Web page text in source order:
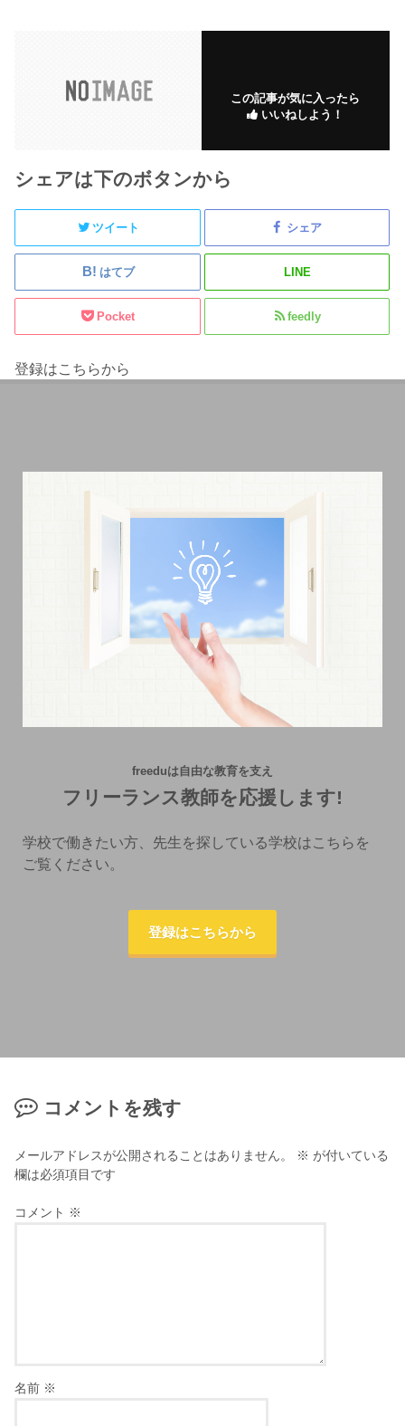
この記事が気に入ったら
いいねしよう！
シェアは下のボタンから
ツイート シェア
はてブ LINE
Pocket feedly
登録はこちらから
freeduは自由な教育を支え
フリーランス教師を応援します!
学校で働きたい方、先生を探している学校はこちらを
ご覧ください。
登録はこちらから
コメントを残す
メールアドレスが公開されることはありません。 ※ が付いている
欄は必須項目です
コメント ※
名前 ※